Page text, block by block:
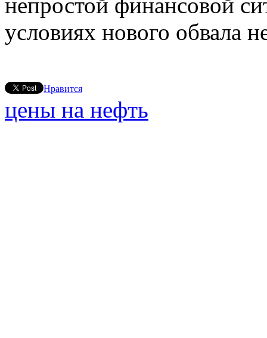
условиях нового обвала
Нравится
цены на нефть